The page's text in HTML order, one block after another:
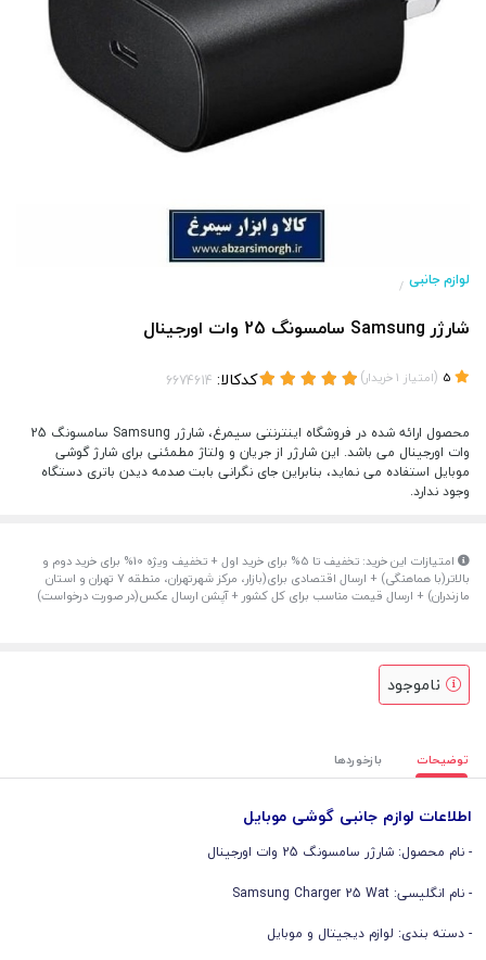
لوازم جانبی /
شارژر Samsung سامسونگ 25 وات اورجینال
(امتیاز 1خریدار) کدکالا:
محصول ارائه شده در فروشگاه اینترنتی سیمرغ، شارژر Samsung سامسونگ 25
وات اورجینال می باشد. این شارژر از جریان و ولتاژ مطمئنی برای شارژ گوشی
موبایل استفاده می نماید، بنابراین جای نگرانی بابت صدمه دیدن باتری دستگاه
وجود ندارد.
امتیازات این خرید: تخفیف تا 5% برای خرید اول + تخفیف ویژه 10% برای خرید دوم و
بالاتر(با هماهنگی) + ارسال اقتصادی برای(بازار، مرکز شهرتهران، منطقه 7 تهران و استان
مازندران) + ارسال قیمت مناسب برای کل کشور + آپشن ارسال عکس(در صورت درخواست)
ناموجود
توضیحات بازخوردها
اطلاعات لوازم جانبی گوشی موبایل
- نام محصول: ‌شارژر سامسونگ 25 وات اورجینال
- نام انگلیسی: Samsung Charger 25 Wat
- دسته بندی: لوازم دیجیتال و موبایل